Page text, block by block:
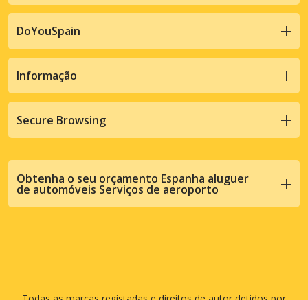
DoYouSpain
Informação
Secure Browsing
Obtenha o seu orçamento Espanha aluguer
de automóveis Serviços de aeroporto